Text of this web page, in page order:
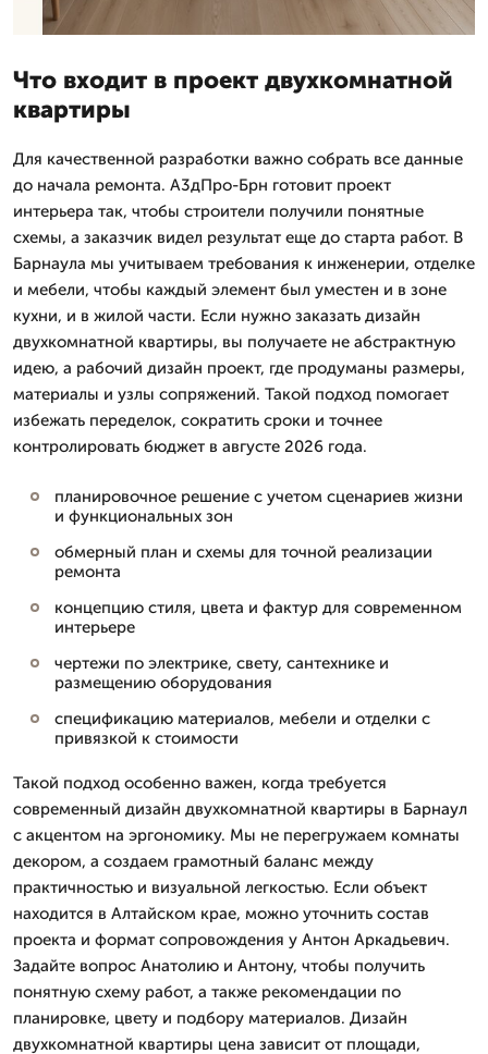
Что входит в проект двухкомнатной
квартиры
Для качественной разработки важно собрать все данные
до начала ремонта. А3дПро-Брн готовит проект
интерьера так, чтобы строители получили понятные
схемы, а заказчик видел результат еще до старта работ. В
Барнаула мы учитываем требования к инженерии, отделке
и мебели, чтобы каждый элемент был уместен и в зоне
кухни, и в жилой части. Если нужно заказать дизайн
двухкомнатной квартиры, вы получаете не абстрактную
идею, а рабочий дизайн проект, где продуманы размеры,
материалы и узлы сопряжений. Такой подход помогает
избежать переделок, сократить сроки и точнее
контролировать бюджет в августе 2026 года.
планировочное решение с учетом сценариев жизни
и функциональных зон
обмерный план и схемы для точной реализации
ремонта
концепцию стиля, цвета и фактур для современном
интерьере
чертежи по электрике, свету, сантехнике и
размещению оборудования
спецификацию материалов, мебели и отделки с
привязкой к стоимости
Такой подход особенно важен, когда требуется
современный дизайн двухкомнатной квартиры в Барнаул
с акцентом на эргономику. Мы не перегружаем комнаты
декором, а создаем грамотный баланс между
практичностью и визуальной легкостью. Если объект
находится в Алтайском крае, можно уточнить состав
проекта и формат сопровождения у Антон Аркадьевич.
Задайте вопрос Анатолию и Антону, чтобы получить
понятную схему работ, а также рекомендации по
планировке, цвету и подбору материалов. Дизайн
двухкомнатной квартиры цена зависит от площади,